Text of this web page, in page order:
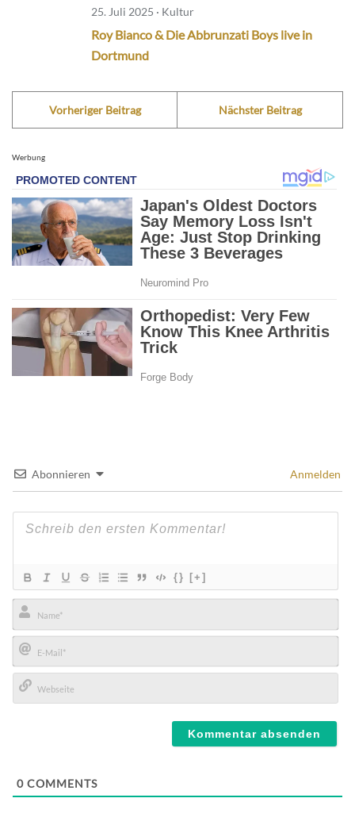
25. Juli 2025 · Kultur
Roy Bianco & Die Abbrunzati Boys live in
Dortmund
Vorheriger Beitrag Nächster Beitrag
Werbung
Abonnieren Anmelden
{} [+]
Name*
E-
Mail*
0 COMMENTS